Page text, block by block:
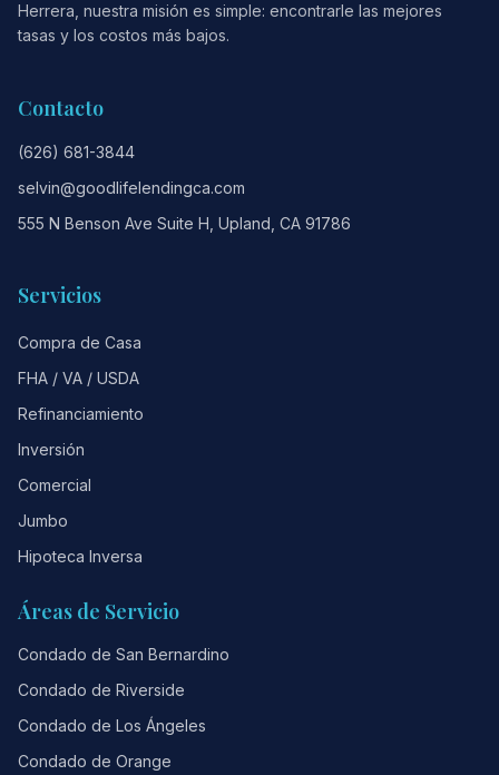
Herrera, nuestra misión es simple: encontrarle las mejores
tasas y los costos más bajos.
Contacto
(626) 681-3844
selvin@goodlifelendingca.com
555 N Benson Ave Suite H, Upland, CA 91786
Servicios
Compra de Casa
FHA / VA / USDA
Refinanciamiento
Inversión
Comercial
Jumbo
Hipoteca Inversa
Áreas de Servicio
Condado de San Bernardino
Condado de Riverside
Condado de Los Ángeles
Condado de Orange